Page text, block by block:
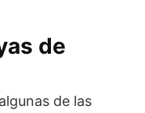
de
de las